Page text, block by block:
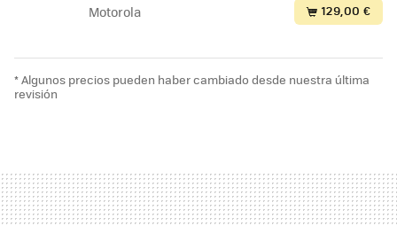
Motorola 129,00 €
* Algunos precios pueden haber cambiado desde nuestra última
revisión